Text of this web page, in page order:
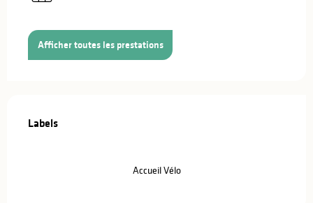
Afficher toutes les prestations
Labels
Labels
Accueil Vélo